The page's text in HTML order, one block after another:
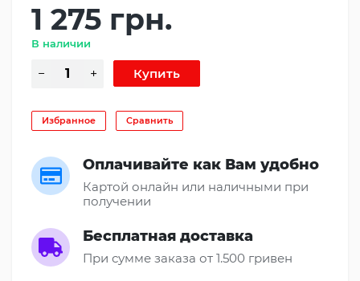
1 275 грн.
В наличии
Избранное Сравнить
Оплачивайте как Вам удобно
Картой онлайн или наличными при
получении
Бесплатная доставка
При сумме заказа от 1.500 гривен